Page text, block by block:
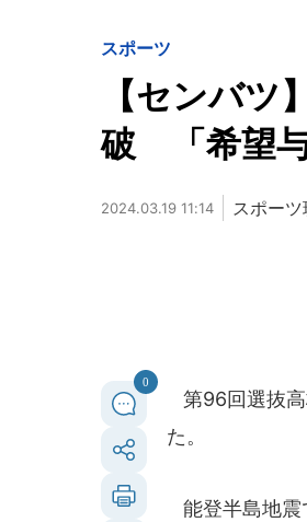
スポーツ
【センバ
破 「希望与
2024.03.19 11:14 スポーツ
0
第96回選抜高
た。
能登半島地震